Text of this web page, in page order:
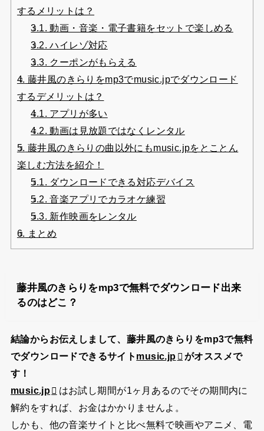
するメリットは？
3.1. 動画・音楽・電子書籍をセットで楽しめる
3.2. ハイレゾ対応
3.3. クーポンがもらえる
4. 藤井風のきらりをmp3でmusic.jpでダウンロード
するデメリットは？
4.1. アプリが多い
4.2. 動画は見放題ではなくレンタル
5. 藤井風のきらりの曲以外にもmusic.jpをとことん
楽しむ方法を紹介！
5.1. ダウンロードできる対応デバイス
5.2. 音楽アプリでカラオケ練習
5.3. 新作映画をレンタル
6. まとめ
藤井風のきらりをmp3で無料でダウンロード出来
るのはどこ？
結論からお伝えしまして、藤井風のきらりをmp3で無料
でダウンロードできるサイト music.jp
がオススメで
す！
music.jp
はお試し期間が1ヶ月あるのでその期間内に
解約をすれば、お金はかかりませんよ。
しかも、他の音楽サイトと比べ無料で映画やアニメ、電